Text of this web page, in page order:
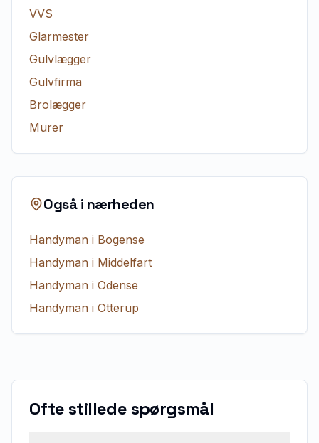
VVS
Glarmester
Gulvlægger
Gulvfirma
Brolægger
Murer
Også i nærheden
Handyman i Bogense
Handyman i Middelfart
Handyman i Odense
Handyman i Otterup
Ofte stillede spørgsmål